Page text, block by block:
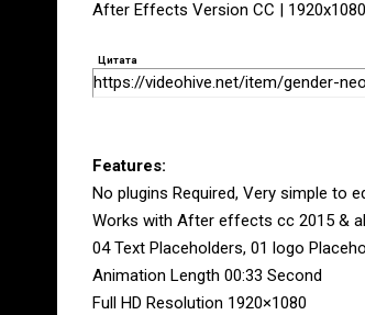
After Effects Version CC |
Цитата
https://videohive.net/item/gender-
Features:
No plugins Required, Very simple to
Works with After effects cc 2015 &
04 Text Placeholders, 01 logo
Animation Length 00:33 Second
Full HD Resolution 1920×1080